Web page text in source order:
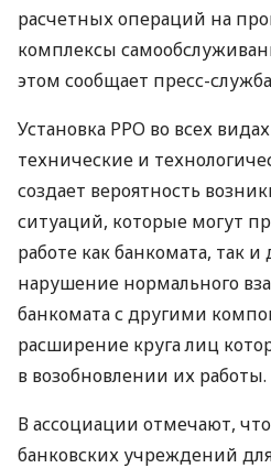
расчетных операций на
комплексы
этом сообщает пресс-
Установка РРО во всех
технические и
создает вероятность
ситуаций, которые могут
работе как банкомата, так
нарушение нормального
банкомата с другими
расширение круга лиц
в возобновлении их работы.
В ассоциации отмечают,
банковских учреждений